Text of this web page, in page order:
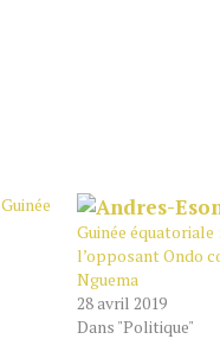
Guinée équatoriale
l’opposant Ondo
Nguema
28 avril 2019
Dans "Politique"